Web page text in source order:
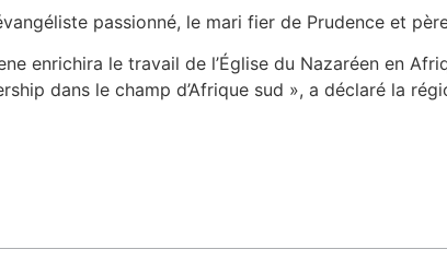
passionné, le mari fier de Prudence et
enrichira le travail de l’Église du Nazaréen en
dans le champ d’Afrique sud », a déclaré la